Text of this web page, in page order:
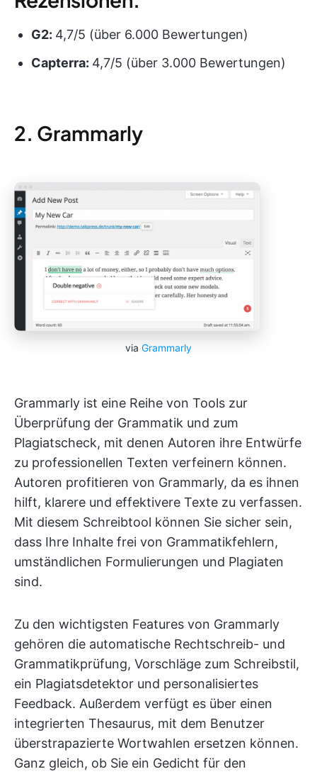
G2: 4,7/5 (über 6.000 Bewertungen)
Capterra: 4,7/5 (über 3.000 Bewertungen)
2. Grammarly
via Grammarly
Grammarly ist eine Reihe von Tools zur
Überprüfung der Grammatik und zum
Plagiatscheck, mit denen Autoren ihre Entwürfe
zu professionellen Texten verfeinern können.
Autoren profitieren von Grammarly, da es ihnen
hilft, klarere und effektivere Texte zu verfassen.
Mit diesem Schreibtool können Sie sicher sein,
dass Ihre Inhalte frei von Grammatikfehlern,
umständlichen Formulierungen und Plagiaten
sind.
Zu den wichtigsten Features von Grammarly
gehören die automatische Rechtschreib- und
Grammatikprüfung, Vorschläge zum Schreibstil,
ein Plagiatsdetektor und personalisiertes
Feedback. Außerdem verfügt es über einen
integrierten Thesaurus, mit dem Benutzer
überstrapazierte Wortwahlen ersetzen können.
Ganz gleich, ob Sie ein Gedicht für den